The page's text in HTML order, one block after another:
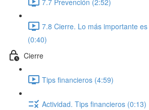
7.8 Cierre. Lo más importante
(0:40)
Cierre
Tips financieros (4:59)
Actividad. Tips financieros (0:13)